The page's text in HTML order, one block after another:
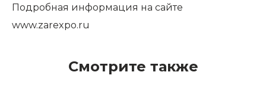
Подробная информация на сайте
www.zarexpo.ru
Смотрите также